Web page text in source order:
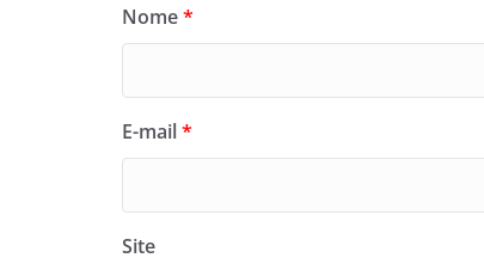
Nome*
E-mail*
Site